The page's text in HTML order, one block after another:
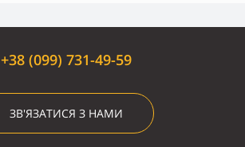
+38 (099) 731-49-59
ЗВ'ЯЗАТИСЯ З НАМИ